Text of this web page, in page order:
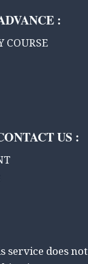
:
COURSE
US :
service does